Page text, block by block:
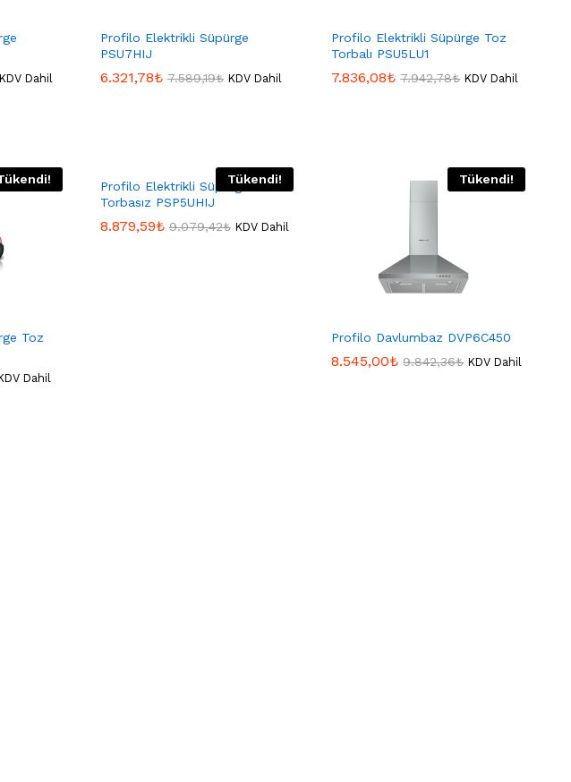
KDV Dahil
Profilo Elektrikli Süpürge
PSU7HIJ
6.321,78₺ 7.589,19₺ KDV Dahil
6.321,78₺ 7.589,19₺
Profilo Elektrikli Süpürge Toz
Torbalı PSU5LU1
7.836,08₺ 7.942,78₺ KDV Dahil
7.836,08₺ 7.942,78₺
Toz
Dahil
Tükendi!
Profilo Elektrikli Süpürge Toz
Torbasız PSP5UHIJ
8.879,59₺ 9.079,42₺ KDV Dahil
8.879,59₺ 9.079,42₺
Tükendi!
Profilo Davlumbaz DVP6C450
8.545,00₺ 9.842,36₺ KDV Dahil
8.545,00₺ 9.842,36₺